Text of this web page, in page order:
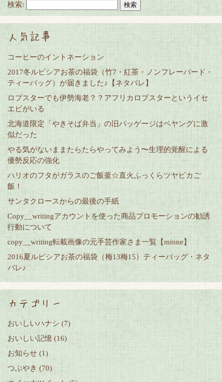
検索:
人気記事
コーヒーのイントネーション
2017冬ルピシアお茶の福袋（竹7・紅茶・ノンフレーバード・
ティーバッグ）が届きました♪【ネタバレ】
ロブスターでも伊勢海老？？アフリカロブスターというイセ
エビがいる
北海道限定「やきそば弁当」の旧パッゲージはペヤングに激
似だった
やる気がないままたらたらやってみよう〜生理的覚醒による
優勢反応の強化
ハリオのフタがガラスのご飯釜☆直火ふっくらツヤピカご
飯！
サンタクロースからの最後の手紙
Copy__writingアカウントを使った商品プロモーションの勧誘
行動について
copy__writing転載画像の元手芸作家さま一覧【minne】
2016夏ルピシアお茶の福袋（梅13梅15）ティーバッグ・ネタ
バレ♪
カテゴリー
おいしいハナシ (7)
おいしい記憶 (16)
お知らせ (1)
つぶやき (70)